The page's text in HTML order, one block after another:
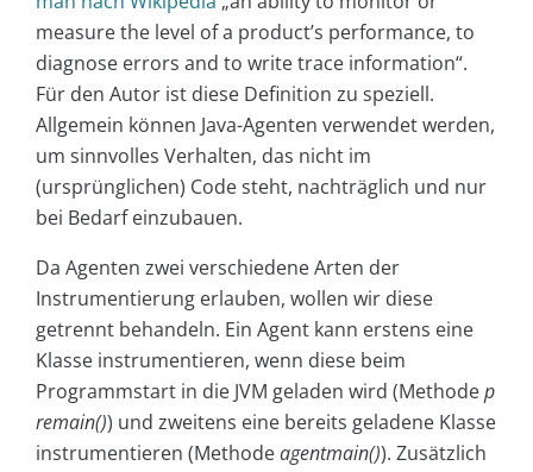
measure the level of a product’s performance, to
diagnose errors and to write trace information“.
Für den Autor ist diese Definition zu speziell.
Allgemein können Java-Agenten verwendet werden,
um sinnvolles Verhalten, das nicht im
(ursprünglichen) Code steht, nachträglich und nur
bei Bedarf einzubauen.
Da Agenten zwei verschiedene Arten der
Instrumentierung erlauben, wollen wir diese
getrennt behandeln. Ein Agent kann erstens eine
Klasse instrumentieren, wenn diese beim
Programmstart in die JVM geladen wird (Methodep
remain()) und zweitens eine bereits geladene Klasse
instrumentieren (Methodeagentmain()). Zusätzlich